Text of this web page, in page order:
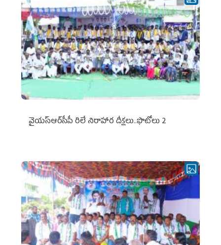
వైయ‌స్ఆర్‌సీపీ రిలే నిరాహార దీక్షలు..ఫొటోలు 2